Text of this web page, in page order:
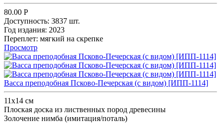
80.00 Р
Доступность: 3837 шт.
Год издания: 2023
Переплет: мягкий на скрепке
Просмотр
Васса преподобная Псково-Печерская (с видом) [ИПП-1114]
11х14 см
Плоская доска из лиственных пород древесины
Золочение нимба (имитация/поталь)